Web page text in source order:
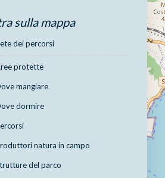
sulla mappa
dei percorsi
protette
mangiare
dormire
natura in campo
del parco